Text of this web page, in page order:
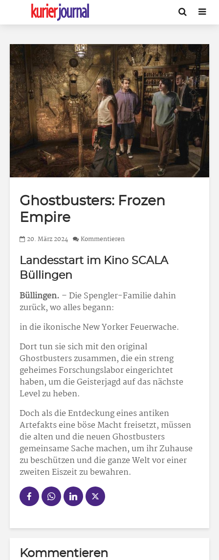
Ghostbusters: Frozen
Empire
20. März 2024 Kommentieren
Landesstart im Kino SCALA
Büllingen
Büllingen. – Die Spengler-Familie dahin
zurück, wo alles begann:
in die ikonische New Yorker Feuerwache.
Dort tun sie sich mit den original
Ghostbusters zusammen, die ein streng
geheimes Forschungslabor eingerichtet
haben, um die Geisterjagd auf das nächste
Level zu heben.
Doch als die Entdeckung eines antiken
Artefakts eine böse Macht freisetzt, müssen
die alten und die neuen Ghostbusters
gemeinsame Sache machen, um ihr Zuhause
zu beschützen und die ganze Welt vor einer
zweiten Eiszeit zu bewahren.
Kommentieren